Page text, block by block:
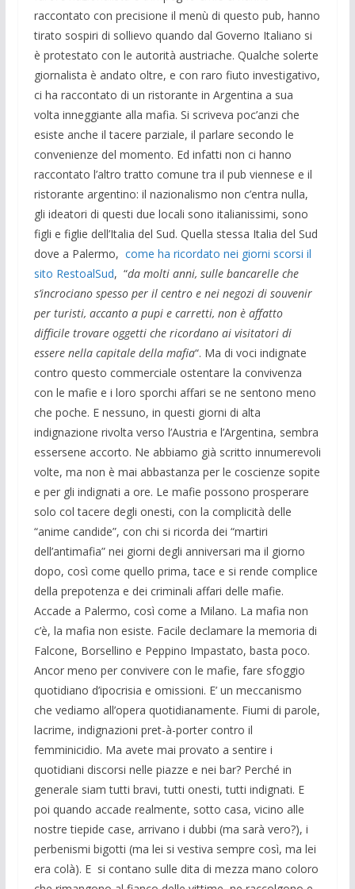
raccontato con precisione il menù di questo pub, hanno
tirato sospiri di sollievo quando dal Governo Italiano si
è protestato con le autorità austriache. Qualche solerte
giornalista è andato oltre, e con raro fiuto investigativo,
ci ha raccontato di un ristorante in Argentina a sua
volta inneggiante alla mafia. Si scriveva poc’anzi che
esiste anche il tacere parziale, il parlare secondo le
convenienze del momento. Ed infatti non ci hanno
raccontato l’altro tratto comune tra il pub viennese e il
ristorante argentino: il nazionalismo non c’entra nulla,
gli ideatori di questi due locali sono italianissimi, sono
figli e figlie dell’Italia del Sud. Quella stessa Italia del Sud
dove a Palermo, come ha ricordato nei giorni scorsi il
sito RestoalSud, “da molti anni, sulle bancarelle che
s’incrociano spesso per il centro e nei negozi di souvenir
per turisti, accanto a pupi e carretti, non è affatto
difficile trovare oggetti che ricordano ai visitatori di
essere nella capitale della mafia“. Ma di voci indignate
contro questo commerciale ostentare la convivenza
con le mafie e i loro sporchi affari se ne sentono meno
che poche. E nessuno, in questi giorni di alta
indignazione rivolta verso l’Austria e l’Argentina, sembra
essersene accorto. Ne abbiamo già scritto innumerevoli
volte, ma non è mai abbastanza per le coscienze sopite
e per gli indignati a ore. Le mafie possono prosperare
solo col tacere degli onesti, con la complicità delle
“anime candide”, con chi si ricorda dei “martiri
dell’antimafia” nei giorni degli anniversari ma il giorno
dopo, così come quello prima, tace e si rende complice
della prepotenza e dei criminali affari delle mafie.
Accade a Palermo, così come a Milano. La mafia non
c’è, la mafia non esiste. Facile declamare la memoria di
Falcone, Borsellino e Peppino Impastato, basta poco.
Ancor meno per convivere con le mafie, fare sfoggio
quotidiano d’ipocrisia e omissioni. E’ un meccanismo
che vediamo all’opera quotidianamente. Fiumi di parole,
lacrime, indignazioni pret-à-porter contro il
femminicidio. Ma avete mai provato a sentire i
quotidiani discorsi nelle piazze e nei bar? Perché in
generale siam tutti bravi, tutti onesti, tutti indignati. E
poi quando accade realmente, sotto casa, vicino alle
nostre tiepide case, arrivano i dubbi (ma sarà vero?), i
perbenismi bigotti (ma lei si vestiva sempre così, ma lei
era colà). E si contano sulle dita di mezza mano coloro